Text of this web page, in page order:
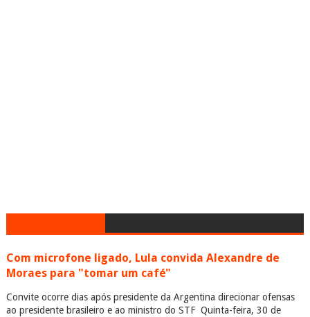
Com microfone ligado, Lula convida Alexandre de
Moraes para "tomar um café"
Convite ocorre dias após presidente da Argentina direcionar ofensas
ao presidente brasileiro e ao ministro do STF Quinta-feira, 30 de